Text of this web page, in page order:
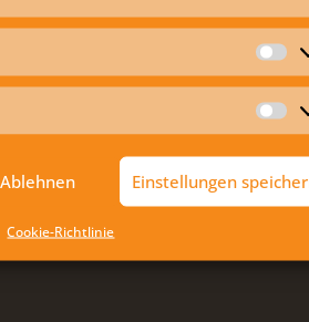
Ablehnen Einstellungen
Cookie-Richtlinie